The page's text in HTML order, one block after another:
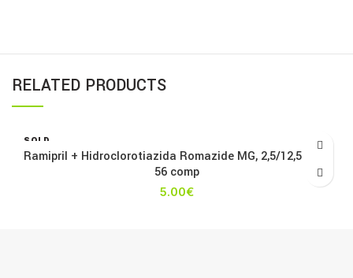
RELATED PRODUCTS
SOLD
OUT
Ramipril + Hidroclorotiazida Romazide MG, 2,5/12,5 mg x
56 comp
5.00€